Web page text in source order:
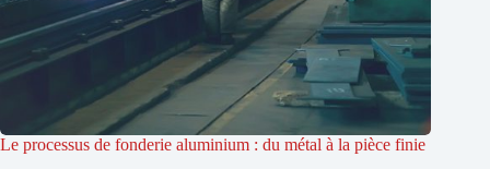
Le processus de fonderie aluminium : du métal à la pièce finie